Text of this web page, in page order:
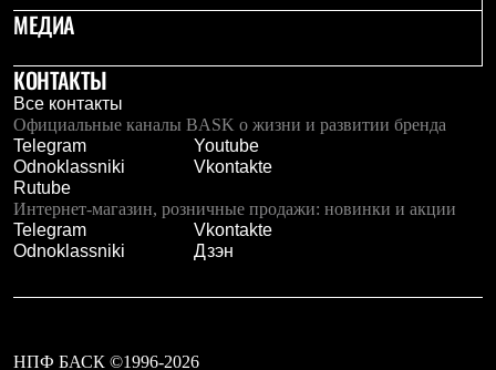
ИДЁМ В ПОХОД
Дневник капитана
Компания
Баск сегодня
История
Отцы основатели
Производство
Баск в вашем городе
Контроль качества
Технологии
Команда Баск
Сотрудничество
МЕДИА
КОНТАКТЫ
Все контакты
Официальные каналы BASK о жизни и развитии бренда
Telegram
Youtube
Odnoklassniki
Vkontakte
Rutube
Интернет-магазин, розничные продажи: новинки и акции
Telegram
Vkontakte
Odnoklassniki
Дзэн
НПФ БАСК ©1996-2026